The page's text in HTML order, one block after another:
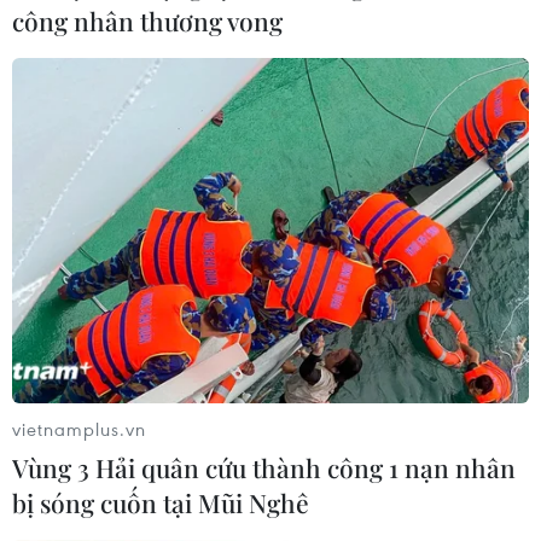
Tháng Hai: Áp lực lạm phát gia tăng do giá
cả nhiều mặt hàng "leo thang"
06/03/2025 04:04
Giá thịt lợn tăng vọt đã góp phần đẩy CPI tháng Hai
thêm 0,34%. Đây là tháng thứ 2 liên tiếp giá thịt lợn
tăng mạnh do thiếu hụt nguồn cung, gây áp lực lên chi
tiêu của người dân và lạm phát.
công nhân thương vong
vietnamplus.vn
Vùng 3 Hải quân cứu thành công 1 nạn nhân
bị sóng cuốn tại Mũi Nghê